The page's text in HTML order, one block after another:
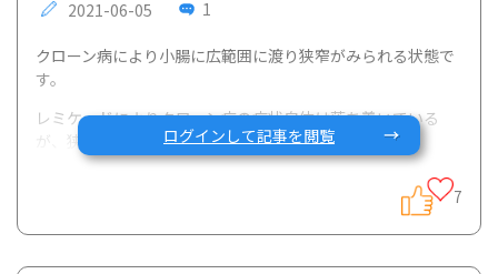
2021-06-05
1
クローン病により小腸に広範囲に渡り狭窄がみられる状態で
す。
レミケードによりクローン病の症状自体は落ち着いている
が、狭窄がとにかく辛いログインして記事を閲覧
7